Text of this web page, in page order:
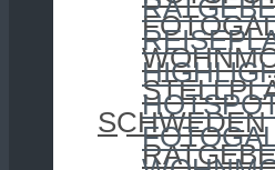
SCHWEDEN